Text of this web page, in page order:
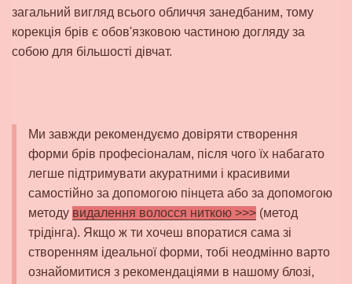
загальний вигляд всього обличчя занедбаним, тому
корекція брів є обов'язковою частиною догляду за
собою для більшості дівчат.
Ми завжди рекомендуємо довіряти створення
форми брів професіоналам, після чого їх набагато
легше підтримувати акуратними і красивими
самостійно за допомогою пінцета або за допомогою
методу видалення волосся ниткою >>> (метод
трідінга). Якщо ж ти хочеш впоратися сама зі
створенням ідеальної форми, тобі неодмінно варто
ознайомитися з рекомендаціями в нашому блозі,